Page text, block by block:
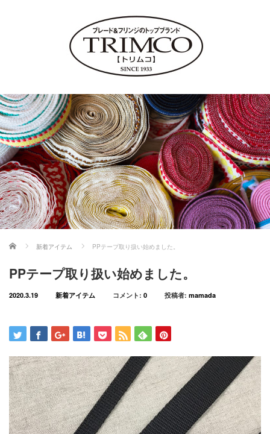
ホーム 新着アイテム PPテープ取り扱い始めました。
PPテープ取り扱い始めました。
2020.3.19 新着アイテム コメント: 0 投稿者: mamada